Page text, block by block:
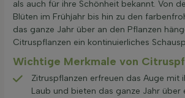
als auch für ihre Schönheit bekannt. Von
Blüten im Frühjahr bis hin zu den
das ganze Jahr über an den Pflanzen
Citruspflanzen ein kontinuierliches
Wichtige Merkmale von
Zitruspflanzen erfreuen das Auge mit
Laub und bieten das ganze Jahr über